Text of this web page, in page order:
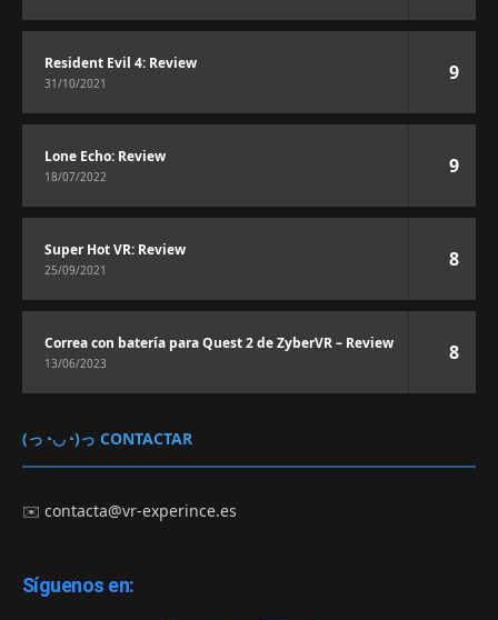
Resident Evil 4: Review
31/10/2021 9
Lone Echo: Review
18/07/2022 9
Super Hot VR: Review
25/09/2021 8
Correa con batería para Quest 2 de ZyberVR – Review
13/06/2023 8
(っ◔◡◔)っ CONTACTAR
✉️contacta@vr-experince.es
Síguenos en: